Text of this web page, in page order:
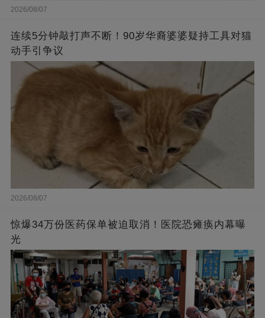
2026/08/07
连续5分钟敲打声不断！90岁华裔婆婆疑持工具对猫
动手引争议
2026/08/07
惊爆34万份医药保单被迫取消！医院恐瘫痪内幕曝
光